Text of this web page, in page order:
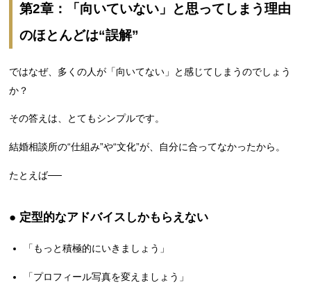
第2章：「向いていない」と思ってしまう理由
のほとんどは“誤解”
ではなぜ、多くの人が「向いてない」と感じてしまうのでしょう
か？
その答えは、とてもシンプルです。
結婚相談所の“仕組み”や“文化”が、自分に合ってなかったから。
たとえば──
● 定型的なアドバイスしかもらえない
「もっと積極的にいきましょう」
「プロフィール写真を変えましょう」